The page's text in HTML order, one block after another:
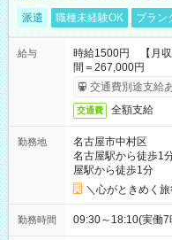
派遣 職種未経験OK ブラン
給与
時給1500円 【月収
間＝267,000円
交通費別途支給
交通費 全額支給
勤務地
名古屋市中村区
名古屋駅から徒歩1
屋駅から徒歩1分
＼心がときめく
勤務時間 09:30～18:10(実働